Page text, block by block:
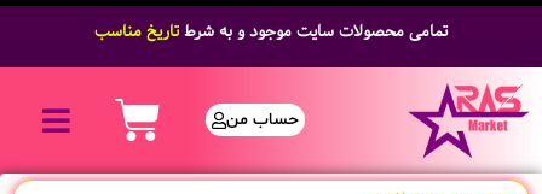
تمامی محصولات سایت موجود و به شرطتاریخ مناسب
حساب من